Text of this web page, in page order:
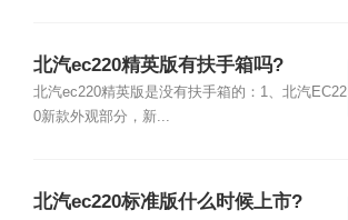
北汽ec220精英版有扶手箱吗?
北汽ec220精英版是没有扶手箱的：1、北汽EC22
0新款外观部分，新...
北汽ec220标准版什么时候上市?